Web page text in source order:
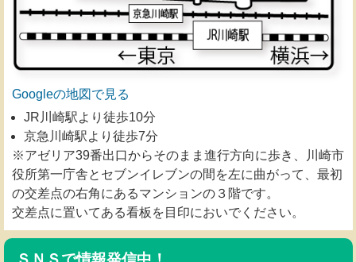
Googleの地図で見る
JR川崎駅より徒歩10分
京急川崎駅より徒歩7分
※アゼリア39番出口からそのまま進行方向に歩き、川崎市
役所第一庁舎とセブンイレブンの間を左に曲がって、最初
の交差点の右角にあるマンションの３階です。
交差点に置いてある看板を目印においでください。